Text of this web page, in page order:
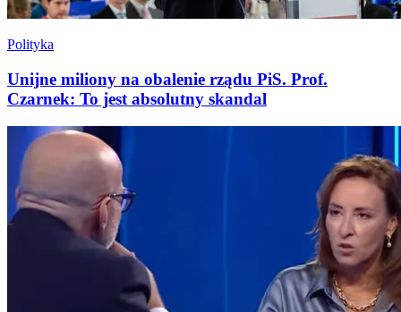
Polityka
Unijne miliony na obalenie rządu PiS. Prof.
Czarnek: To jest absolutny skandal